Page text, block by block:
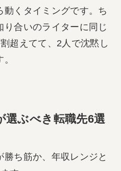
くタイミングです。ち
り合いのライターに同じ
超えてて、2人で沈黙し
選ぶべき転職先6選
ち筋か、年収レンジと